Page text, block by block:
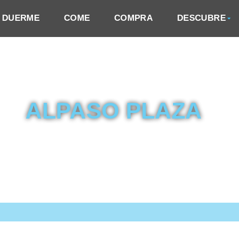
DUERME COME COMPRA DESCUBRE
ALPASO PLAZA